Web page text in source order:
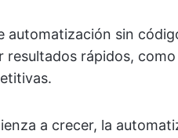
automatización sin
resultados rápidos,
a crecer, la